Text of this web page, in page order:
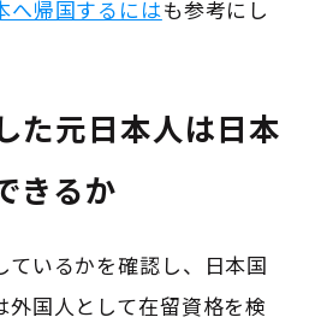
へ帰国するにはも参考にし
た元日本人は日本
きるか
ているかを確認し、日本国
国人として在留資格を検